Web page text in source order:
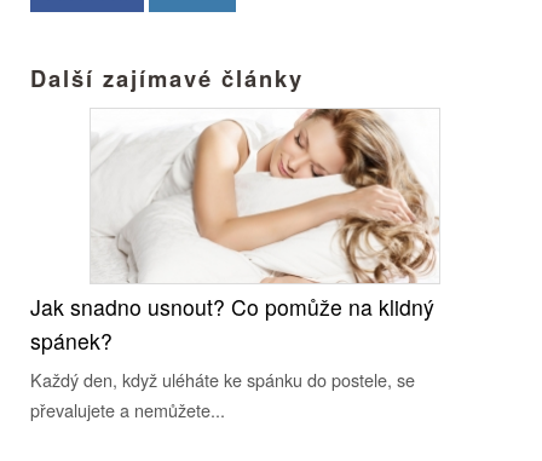
Další zajímavé články
Jak snadno usnout? Co pomůže na klidný
spánek?
Každý den, když uléháte ke spánku do postele, se
převalujete a nemůžete...